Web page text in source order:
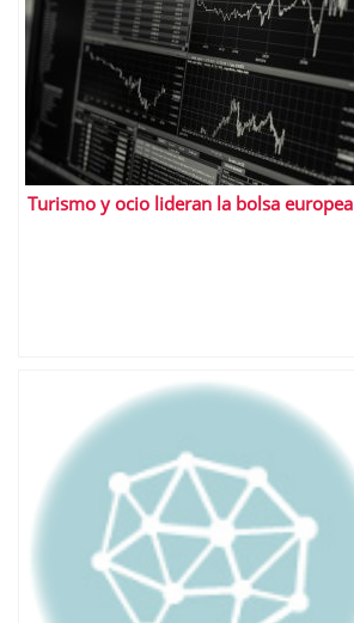
Turismo y ocio lideran la bolsa europea